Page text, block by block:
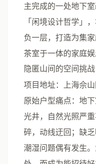
主完成的一处地下
「闲境设计哲学」
负一层，打造为集
茶室于一体的家庭娱
隐匿山间的空间挑战
项目地址：上海佘
原始户型痛点 ：地
光井，自然光照严
碎，动线迂回；缺
潮湿问题偶有发生